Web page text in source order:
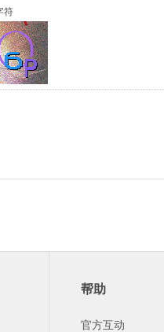
符
帮助
官方互动